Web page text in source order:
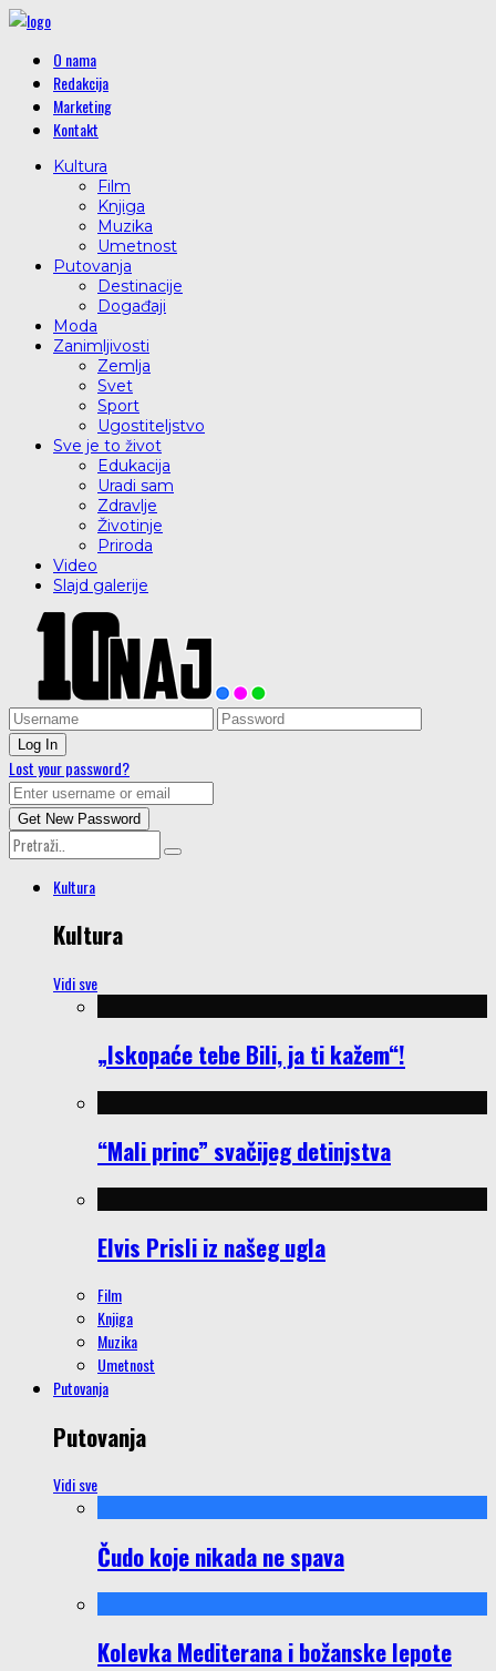
O nama
Redakcija
Marketing
Kontakt
Kultura
Film
Knjiga
Muzika
Umetnost
Putovanja
Destinacije
Događaji
Moda
Zanimljivosti
Zemlja
Svet
Sport
Ugostiteljstvo
Sve je to život
Edukacija
Uradi sam
Zdravlje
Životinje
Priroda
Video
Slajd galerije
Lost your password?
Kultura
Kultura
Vidi sve
„Iskopaće tebe Bili, ja ti kažem“!
“Mali princ” svačijeg detinjstva
Elvis Prisli iz našeg ugla
Film
Knjiga
Muzika
Umetnost
Putovanja
Putovanja
Vidi sve
Čudo koje nikada ne spava
Kolevka Mediterana i božanske lepote